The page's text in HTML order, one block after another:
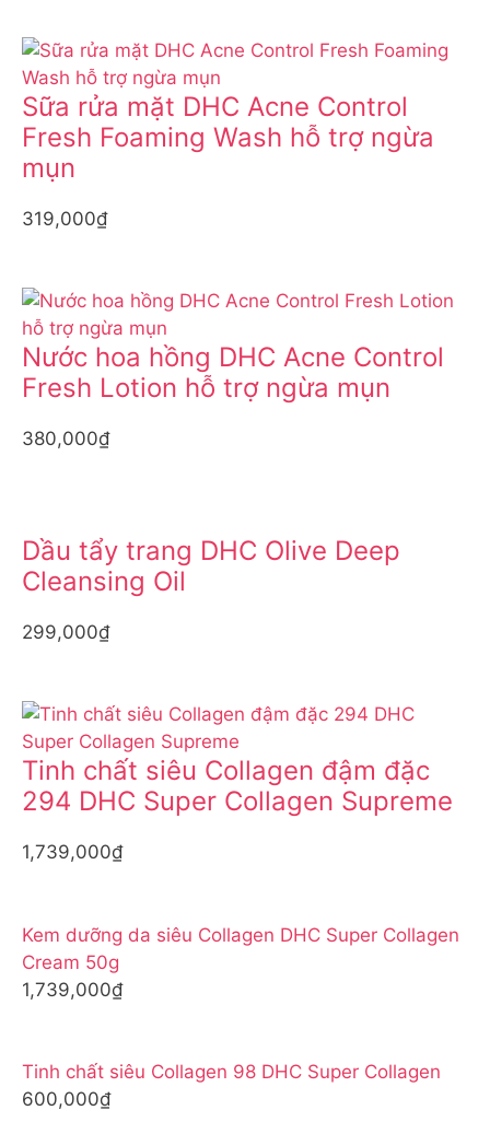
Sữa rửa mặt DHC Acne Control
Fresh Foaming Wash hỗ trợ ngừa
mụn
319,000₫
Nước hoa hồng DHC Acne Control
Fresh Lotion hỗ trợ ngừa mụn
380,000₫
Dầu tẩy trang DHC Olive Deep
Cleansing Oil
299,000₫
Tinh chất siêu Collagen đậm đặc
294 DHC Super Collagen Supreme
1,739,000₫
Kem dưỡng da siêu Collagen DHC Super Collagen
Cream 50g
1,739,000₫
Tinh chất siêu Collagen 98 DHC Super Collagen
600,000₫